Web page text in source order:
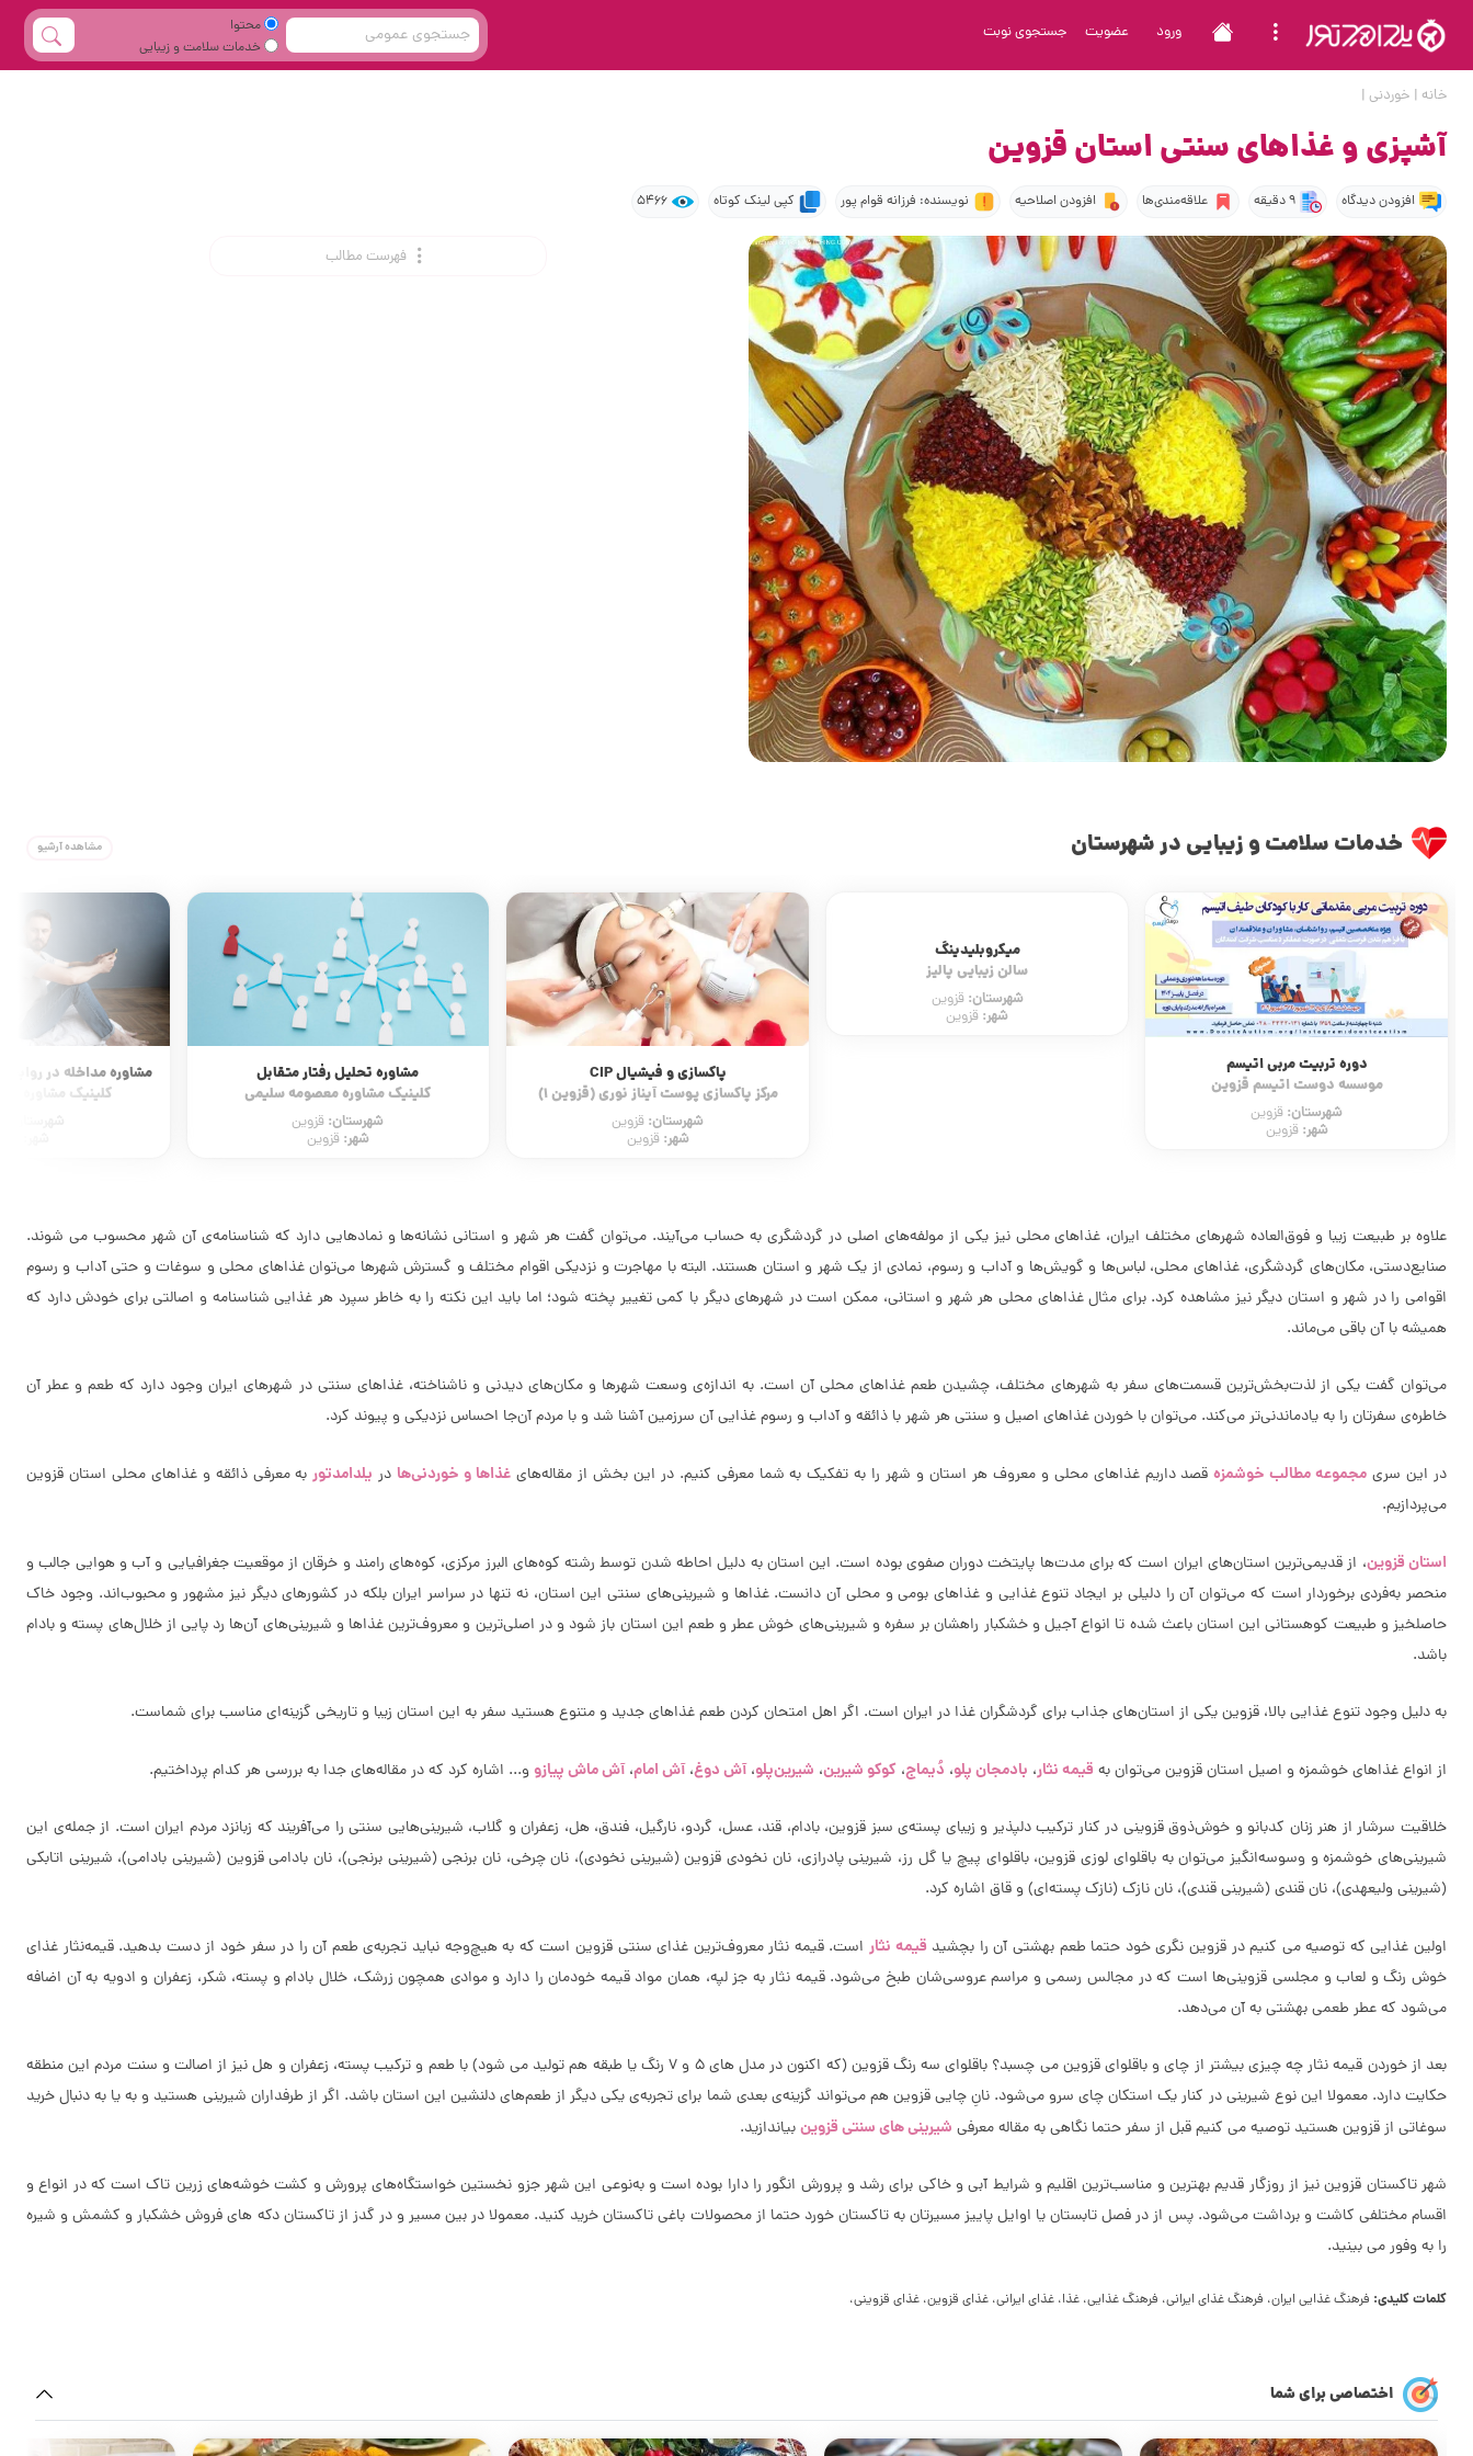
ورود عضویت جستجوی نوبت
محتوا
خدمات سلامت و زیبایی
خانه | خوردنی |
آشپزی و غذاهای سنتی استان قزوین
افزودن دیدگاه 9 دقیقه علاقه‌مندی‌ها افزودن اصلاحیه نویسنده: فرزانه قوام پور کپی لینک کوتاه 5466
فهرست مطالب
خدمات سلامت و زیبایی در شهرستان مشاهده آرشیو
میکروبلیدینگ
سالن زیبایی پالیز
شهرستان:قزوین
شهر:قزوین
مشاوره تحلیل رفتار متقابل
کلینیک مشاوره معصومه سلیمی
شهرستان:قزوین
شهر:قزوین
مشاوره مداخله در روابط فرازناشویی و خیانت
کلینیک مشاوره معصومه سلیمی
شهرستان:قزوین
شهر:قزوین
ماساژ
مرکز پاکسازی پوست
علاوه بر طبیعت زیبا و فوق‌العاده شهرهای مختلف ایران، غذاهای محلی نیز یکی از مولفه‌های اصلی در گردشگری به حساب می‌آیند. می‌توان گفت هر شهر و استانی نشانه‌ها و نمادهایی دارد که شناسنامه‌ی آن شهر محسوب می شوند.
صنایع‌دستی، مکان‌های گردشگری، غذاهای محلی، لباس‌ها و گویش‌ها و آداب و رسوم، نمادی از یک شهر و استان هستند. البته با مهاجرت و نزدیکی اقوام مختلف و گسترش شهرها می‌توان غذاهای محلی و سوغات و حتی آداب و رسوم
اقوامی را در شهر و استان دیگر نیز مشاهده کرد. برای مثال غذاهای محلی هر شهر و استانی، ممکن است در شهرهای دیگر با کمی تغییر پخته شود؛ اما باید این نکته را به خاطر سپرد هر غذایی شناسنامه و اصالتی برای خودش دارد که
همیشه با آن باقی می‌ماند.
می‌توان گفت یکی از لذت‌بخش‌ترین قسمت‌های سفر به شهرهای مختلف، چشیدن طعم غذاهای محلی آن است. به اندازه‌‌ی وسعت شهرها و مکان‌های دیدنی و ناشناخته، غذاهای سنتی در شهرهای ایران وجود دارد که طعم و عطر آن
خاطره‌ی سفرتان را به یادماندنی‌تر می‌کند. می‌توان با خوردن غذاهای اصیل و سنتی هر شهر با ذائقه و آداب و رسوم غذایی آن سرزمین آشنا شد و با مردم آن‌جا احساس نزدیکی و پیوند کرد.
در این سری مجموعه مطالب خوشمزهقصد داریم غذاهای محلی و معروف هر استان و شهر را به تفکیک به شما معرفی کنیم. در این بخش از مقاله‌های غذاها و خوردنی‌ها در یلدامدتوربه معرفی ذائقه و غذاهای محلی استان قزوین
می‌پردازیم.
استان قزوین، از قدیمی‌ترین استان‌های ایران است که برای مدت‌ها پایتخت دوران صفوی بوده است. این استان به دلیل احاطه شدن توسط رشته‌ کوه‌های البرز مرکزی، کوه‌های رامند و خرقان از موقعیت جغرافیایی و آب و هوایی جالب و
منحصر به‌فردی برخوردار است که می‌توان آن را دلیلی بر ایجاد تنوع غذایی و غذاهای بومی و محلی آن دانست. غذاها و شیرینی‌های سنتی این استان، نه تنها در سراسر ایران بلکه در کشورهای دیگر نیز مشهور و محبوب‌اند. وجود خاک
حاصلخیز و طبیعت کوهستانی این استان باعث شده تا انواع آجیل و خشکبار راهشان بر سفره و شیرینی‌های خوش عطر و طعم این استان باز شود و در اصلی‌ترین و معروف‌ترین غذاها و شیرینی‌های آن‌ها رد پایی از خلال‌های پسته و بادام
باشد.
به دلیل وجود تنوع غذایی بالا، قزوین یکی از استان‌های جذاب برای گردشگران غذا در ایران است. اگر اهل امتحان کردن طعم غذاهای جدید و متنوع هستید سفر به این استان زیبا و تاریخی گزینه‌ای مناسب برای شماست.
از انواع غذاهای خوشمزه و اصیل استان قزوین می‌توان به قیمه نثار، بادمجان پلو، دُیماج، کوکو شیرین، شیرین‌پلو،آش دوغ،آش امام،آش ماش پیازوو... اشاره کرد که در مقاله‌های جدا به بررسی هر کدام پرداختیم.
خلاقیت سرشار از هنر زنان کدبانو و خوش‌ذوق قزوینی در کنار ترکیب دلپذیر و زیبای پسته‌ی سبز قزوین، بادام، قند، عسل، گردو، نارگیل، فندق، هل، زعفران و گلاب، شیرینی‌هایی سنتی را می‌آفریند که زبانزد مردم ایران است. از جمله‌ی این
شیرینی‌های خوشمزه و وسوسه‌انگیز می‌توان به باقلوای لوزی قزوین، باقلوای پیچ یا گل رز، شیرینی پادرازی، نان نخودی قزوین (شیرینی نخودی)، نان چرخی، نان برنجی (شیرینی برنجی)، نان بادامی قزوین (شیرینی بادامی)، شیرینی اتابکی
(شیرینی ولیعهدی)، نان قندی (شیرینی قندی)، نان نازک (نازک پسته‌ای) و قاق اشاره کرد.
اولین غذایی که توصیه می کنیم در قزوین نگری خود حتما طعم بهشتی آن را بچشید قیمه نثاراست. قیمه نثار معروف‌ترین غذای سنتی قزوین است که به هیچ‌وجه نباید تجربه‌ی طعم آن را در سفر خود از دست بدهید. قیمه‌نثار غذای
خوش رنگ و لعاب و مجلسی قزوینی‌ها است که در مجالس رسمی و مراسم عروسی‌شان طبخ می‌شود. قیمه نثار به جز لپه، همان مواد قیمه خودمان را دارد و موادی همچون زرشک، خلال بادام و پسته، شکر، زعفران و ادویه به آن اضافه
می‌شود که عطر طعمی بهشتی به آن می‌دهد.
بعد از خوردن قیمه نثار چه چیزی بیشتر از چای و باقلوای قزوین می چسبد؟ باقلوای سه رنگ قزوین (که اکنون در مدل های 5 و 7 رنگ یا طبقه هم تولید می شود) با طعم و ترکیب پسته، زعفران و هل نیز از اصالت و سنت مردم این منطقه
حکایت دارد. معمولا این نوع شیرینی در کنار یک استکان چای سرو می‌شود. نانِ چایی قزوین هم می‌تواند گزینه‌ی بعدی شما برای تجربه‌ی یکی دیگر از طعم‌های دلنشین این استان باشد. اگر از طرفداران شیرینی هستید و به یا به دنبال خرید
سوغاتی از قزوین هستید توصیه می کنیم قبل از سفر حتما نگاهی به مقاله معرفی شیرینی های سنتی قزوینبیاندازید.
شهر تاکستان قزوین نیز از روزگار قدیم بهترین و مناسب‌ترین اقلیم و شرایط آبی و خاکی برای رشد و پرورش انگور را دارا بوده است و به‌نوعی این شهر جزو نخستین خواستگاه‌های پرورش و کشت خوشه‌های زرین تاک است که در انواع و
اقسام مختلفی کاشت و برداشت می‌شود. پس از در فصل تابستان یا اوایل پاییز مسیرتان به تاکستان خورد حتما از محصولات باغی تاکستان خرید کنید. معمولا در بین مسیر و در گدز از تاکستان دکه های فروش خشکبار و کشمش و شیره
را به وفور می بینید.
کلمات کلیدی: فرهنگ غذایی ایران، فرهنگ غذای ایرانی، فرهنگ غذایی، غذا، غذای ایرانی، غذای قزوین، غذای قزوینی،
اختصاصی برای شما